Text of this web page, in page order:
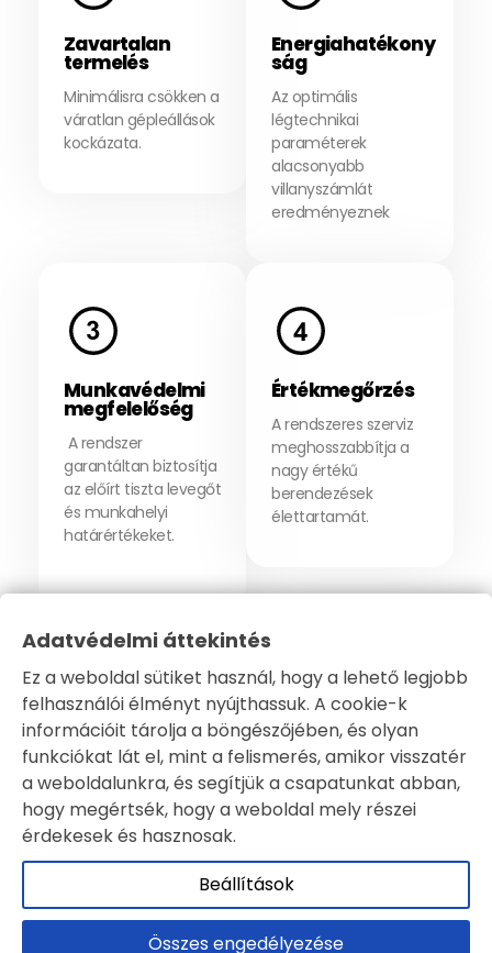
Zavartalan
termelés
Minimálisra csökken a
váratlan gépleállások
kockázata.
Energiahatékony
ság
Az optimális
légtechnikai
paraméterek
alacsonyabb
villanyszámlát
eredményeznek
Munkavédelmi
megfelelőség
A rendszer
garantáltan biztosítja
az előírt tiszta levegőt
és munkahelyi
határértékeket.
Értékmegőrzés
A rendszeres szerviz
meghosszabbítja a
nagy értékű
berendezések
élettartamát.
© 2000-2026 Expand Air. Minden Jog Fenntartva.. Fejlesztés:
SmartArt
Adatvédelmi áttekintés
Ez a weboldal sütiket használ, hogy a lehető legjobb
felhasználói élményt nyújthassuk. A cookie-k
információit tárolja a böngészőjében, és olyan
funkciókat lát el, mint a felismerés, amikor visszatér
a weboldalunkra, és segítjük a csapatunkat abban,
hogy megértsék, hogy a weboldal mely részei
érdekesek és hasznosak.
Beállítások
Összes engedélyezése